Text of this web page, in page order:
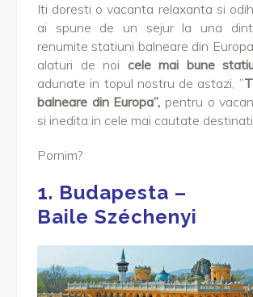
Iti doresti o vacanta relaxanta si
ai spune de un sejur la una
renumite statiuni balneare din
alaturi de noi cele mai bune
adunate in topul nostru de astazi, ”
balneare din Europa”, pentru o
si inedita in cele mai cautate
Pornim?
1. Budapesta –
Baile Széchenyi